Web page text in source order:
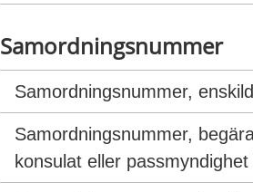
Samordningsnummer
Samordningsnummer,
Samordningsnummer,
konsulat eller